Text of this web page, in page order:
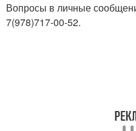
Вопросы в личные
7(978)717-00-52.